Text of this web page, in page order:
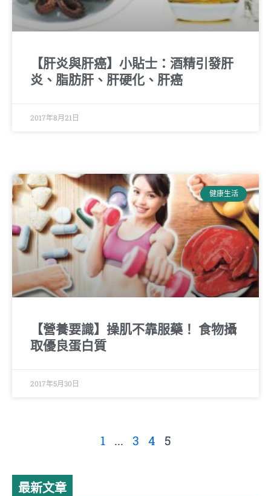
【肝炎與肝癌】小貼士：酒精引發肝
炎、脂肪肝、肝硬化、肝癌
2017年8月21日
健康生活
【營養要識】操肌不靠服藥！ 食物攝
取優良蛋白質
2017年5月30日
1 ... 3 4 5
最新文章